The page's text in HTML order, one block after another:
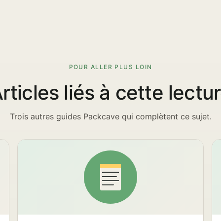
POUR ALLER PLUS LOIN
liés à cette
Trois autres guides Packcave qui complètent ce sujet.